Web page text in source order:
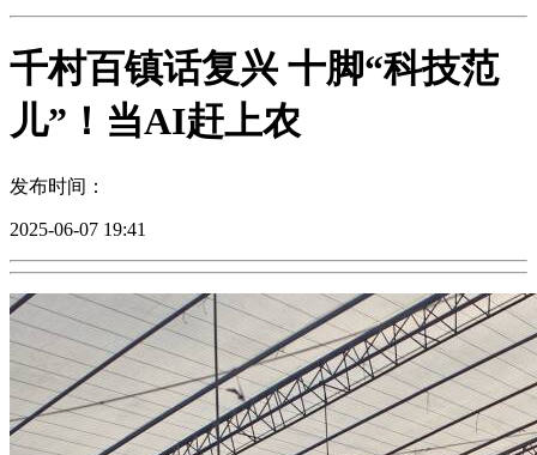
千村百镇话复兴 十脚“科技范
儿”！当AI赶上农
发布时间：
2025-06-07 19:41